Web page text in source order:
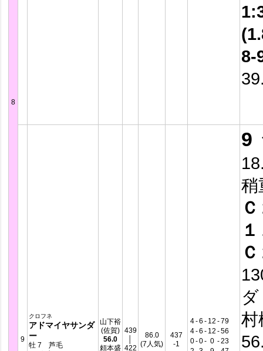
8
8-
9
クロフネ
アドマイヤサンダ
ー
牡 7 芦毛
山下裕
(佐賀)
56.0
頼本盛
439
422
86.0
(7人気)
437
-1
4-6 - 12 -79
4-6 - 12 -56
0-0- 0 -23
9
稍